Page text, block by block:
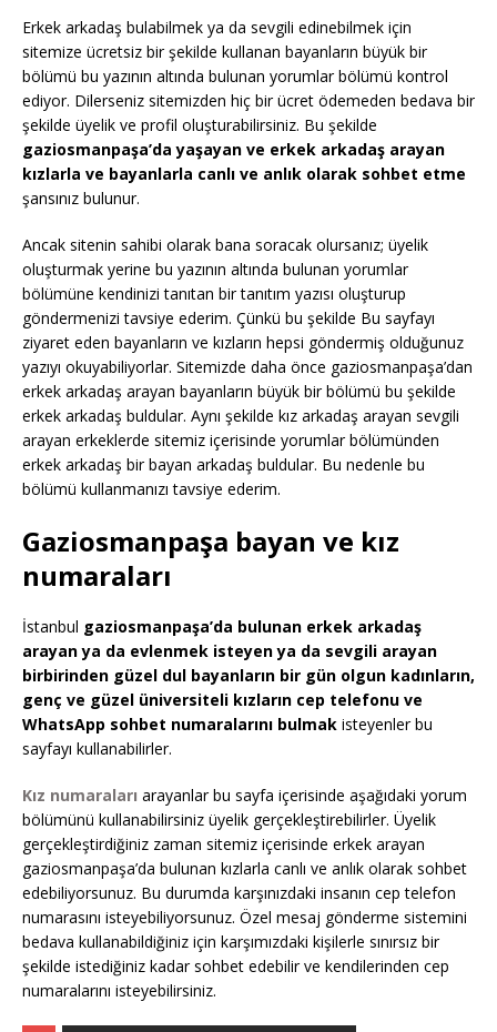
Erkek arkadaş bulabilmek ya da sevgili edinebilmek için
sitemize ücretsiz bir şekilde kullanan bayanların büyük bir
bölümü bu yazının altında bulunan yorumlar bölümü kontrol
ediyor. Dilerseniz sitemizden hiç bir ücret ödemeden bedava bir
şekilde üyelik ve profil oluşturabilirsiniz. Bu şekilde
gaziosmanpaşa’da yaşayan ve erkek arkadaş arayan
kızlarla ve bayanlarla canlı ve anlık olarak sohbet etme
şansınız bulunur.
Ancak sitenin sahibi olarak bana soracak olursanız; üyelik
oluşturmak yerine bu yazının altında bulunan yorumlar
bölümüne kendinizi tanıtan bir tanıtım yazısı oluşturup
göndermenizi tavsiye ederim. Çünkü bu şekilde Bu sayfayı
ziyaret eden bayanların ve kızların hepsi göndermiş olduğunuz
yazıyı okuyabiliyorlar. Sitemizde daha önce gaziosmanpaşa’dan
erkek arkadaş arayan bayanların büyük bir bölümü bu şekilde
erkek arkadaş buldular. Aynı şekilde kız arkadaş arayan sevgili
arayan erkeklerde sitemiz içerisinde yorumlar bölümünden
erkek arkadaş bir bayan arkadaş buldular. Bu nedenle bu
bölümü kullanmanızı tavsiye ederim.
Gaziosmanpaşa bayan ve kız
numaraları
İstanbul gaziosmanpaşa’da bulunan erkek arkadaş
arayan ya da evlenmek isteyen ya da sevgili arayan
birbirinden güzel dul bayanların bir gün olgun kadınların,
genç ve güzel üniversiteli kızların cep telefonu ve
WhatsApp sohbet numaralarını bulmak isteyenler bu
sayfayı kullanabilirler.
Kız numaraları arayanlar bu sayfa içerisinde aşağıdaki yorum
bölümünü kullanabilirsiniz üyelik gerçekleştirebilirler. Üyelik
gerçekleştirdiğiniz zaman sitemiz içerisinde erkek arayan
gaziosmanpaşa’da bulunan kızlarla canlı ve anlık olarak sohbet
edebiliyorsunuz. Bu durumda karşınızdaki insanın cep telefon
numarasını isteyebiliyorsunuz. Özel mesaj gönderme sistemini
bedava kullanabildiğiniz için karşımızdaki kişilerle sınırsız bir
şekilde istediğiniz kadar sohbet edebilir ve kendilerinden cep
numaralarını isteyebilirsiniz.